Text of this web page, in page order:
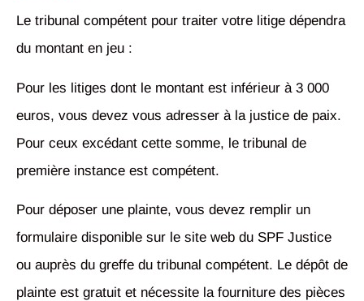
Le tribunal compétent pour traiter votre litige dépendra
du montant en jeu :
Pour les litiges dont le montant est inférieur à 3 000
euros, vous devez vous adresser à la justice de paix.
Pour ceux excédant cette somme, le tribunal de
première instance est compétent.
Pour déposer une plainte, vous devez remplir un
formulaire disponible sur le site web du SPF Justice
ou auprès du greffe du tribunal compétent. Le dépôt de
plainte est gratuit et nécessite la fourniture des pièces